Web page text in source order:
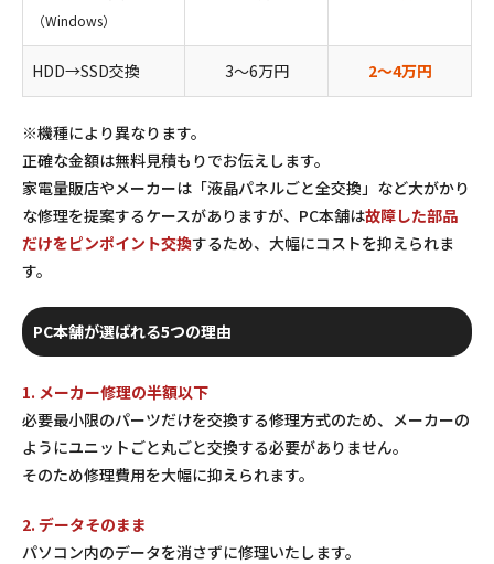
（Windows）
HDD→SSD交換 3〜6万円 2〜4万円
※機種により異なります。
正確な金額は無料見積もりでお伝えします。
家電量販店やメーカーは「液晶パネルごと全交換」など大がかり
な修理を提案するケースがありますが、PC本舗は故障した部品
だけをピンポイント交換するため、大幅にコストを抑えられま
す。
PC本舗が選ばれる5つの理由
1. メーカー修理の半額以下
必要最小限のパーツだけを交換する修理方式のため、メーカーの
ようにユニットごと丸ごと交換する必要がありません。
そのため修理費用を大幅に抑えられます。
2. データそのまま
パソコン内のデータを消さずに修理いたします。